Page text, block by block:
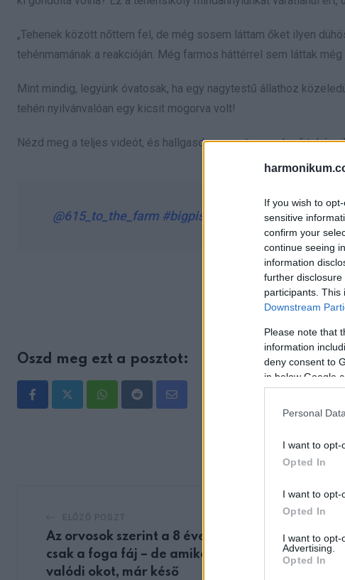
If you wish to
sensitive
confirm your
continue seeing
information
further disclosure
participants. This
Downstream
Please note that
information
deny consent to
in below Google
Personal
I want to opt-
Opted In
I want to opt-
Opted In
I want to opt-
Advertising.
Opted In
„Tehenek között nőttem fel, de még sosem láttam őket ilyen
tehénmamának a reakcióján. Még farmos háttérrel sem láttak
Mint mindig, legyünk óvatosak, ha egy nagytestű állathoz
tehén nyilvánvalóan egy kicsit mogorva volt!
Nézd meg a teljes videót, és hallgasd meg ezt a meglepő
@615_to_the_farm #bigpissed #shehatesme ♬
Oszd meg ezt a posztot:
WhatsappRedditShare
Az orvosok szerint a 8 éves kislánynak
csak a foga fáj – de amikor felfedezik a
valódi okot, már késő